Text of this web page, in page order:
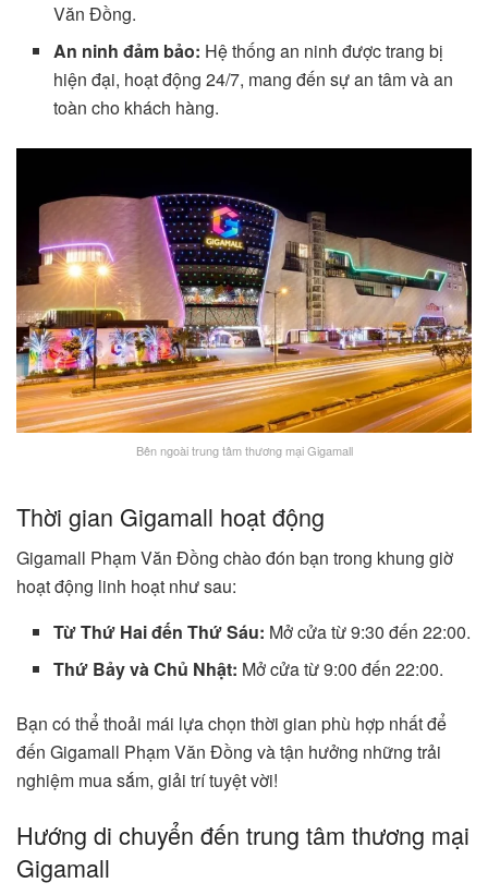
Văn Đồng.
An ninh đảm bảo: Hệ thống an ninh được trang bị
hiện đại, hoạt động 24/7, mang đến sự an tâm và an
toàn cho khách hàng.
Bên ngoài trung tâm thương mại Gigamall
Thời gian Gigamall hoạt động
Gigamall Phạm Văn Đồng chào đón bạn trong khung giờ
hoạt động linh hoạt như sau:
Từ Thứ Hai đến Thứ Sáu: Mở cửa từ 9:30 đến 22:00.
Thứ Bảy và Chủ Nhật: Mở cửa từ 9:00 đến 22:00.
Bạn có thể thoải mái lựa chọn thời gian phù hợp nhất để
đến Gigamall Phạm Văn Đồng và tận hưởng những trải
nghiệm mua sắm, giải trí tuyệt vời!
Hướng di chuyển đến trung tâm thương mại
Gigamall